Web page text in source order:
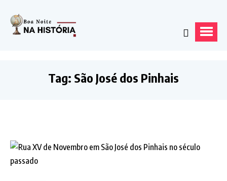
Tag: São José dos Pinhais